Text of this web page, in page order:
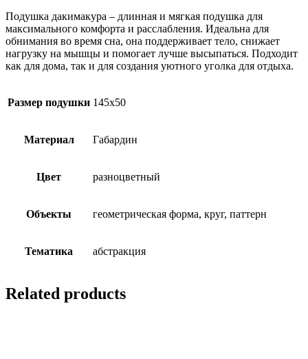
Подушка дакимакура – длинная и мягкая подушка для
максимального комфорта и расслабления. Идеальна для
обнимания во время сна, она поддерживает тело, снижает
нагрузку на мышцы и помогает лучше высыпаться. Подходит
как для дома, так и для создания уютного уголка для отдыха.
Размер подушки 145х50
Материал Габардин
Цвет разноцветный
Объекты геометрическая форма, круг, паттерн
Тематика абстракция
Related products